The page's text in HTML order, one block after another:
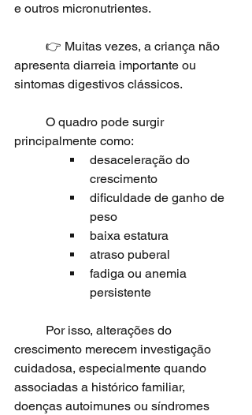
e outros micronutrientes.
apresenta diarreia importante ou
sintomas digestivos clássicos.
principalmente como:
desaceleração do
crescimento
dificuldade de ganho de
peso
baixa estatura
atraso puberal
fadiga ou anemia
persistente
crescimento merecem investigação
cuidadosa, especialmente quando
associadas a histórico familiar,
doenças autoimunes ou síndromes